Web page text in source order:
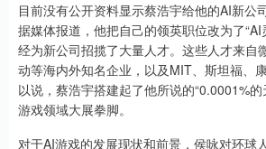
目前没有公开资料显示蔡浩宇给他的AI新公
据媒体报道，他把自己的领英职位改为了“AI
经为新公司招揽了大量人才。这些人才来自
动等海内外知名企业，以及MIT、斯坦福、
以说，蔡浩宇搭建起了他所说的“0.0001%
游戏领域大展拳脚。
对于AI游戏的发展现状和前景，侯咏对环球